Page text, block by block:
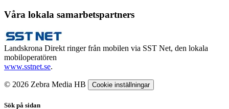
Våra lokala samarbetspartners
Landskrona Direkt ringer från mobilen via SST Net, den lokala
mobiloperatören
www.sstnet.se.
© 2026 Zebra Media HB Cookie inställningar
Sök på sidan